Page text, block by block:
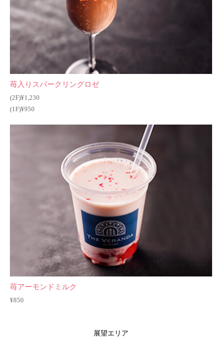
苺入りスパークリングロゼ
(2F)¥1,230
(1F)¥950
苺アーモンドミルク
¥850
展望エリア